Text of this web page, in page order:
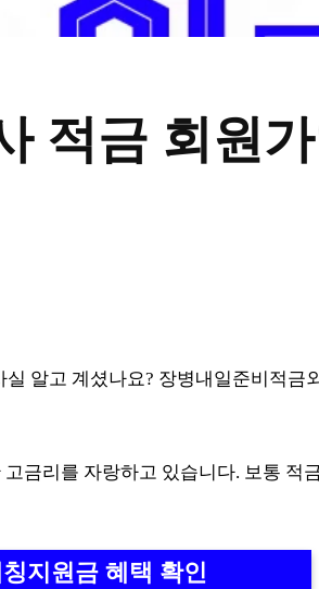
적금 회원
알고 계셨나요? 장병내일준비적금
금리를 자랑하고 있습니다. 보통 적
지원금 혜택 확인